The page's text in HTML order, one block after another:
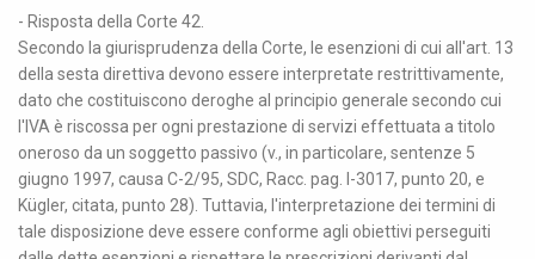
- Risposta della Corte 42.
Secondo la giurisprudenza della Corte, le esenzioni di cui all'art. 13
della sesta direttiva devono essere interpretate restrittivamente,
dato che costituiscono deroghe al principio generale secondo cui
l'IVA è riscossa per ogni prestazione di servizi effettuata a titolo
oneroso da un soggetto passivo (v., in particolare, sentenze 5
giugno 1997, causa C-2/95, SDC, Racc. pag. I-3017, punto 20, e
Kügler, citata, punto 28). Tuttavia, l'interpretazione dei termini di
tale disposizione deve essere conforme agli obiettivi perseguiti